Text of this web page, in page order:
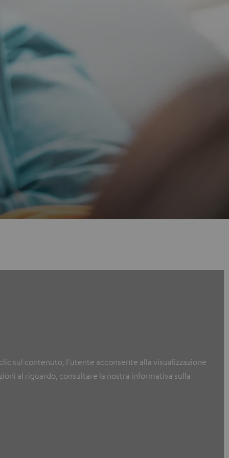
sul contenuto, l'utente acconsente alla visualizzazione
al riguardo, consultare la nostra informativa sulla